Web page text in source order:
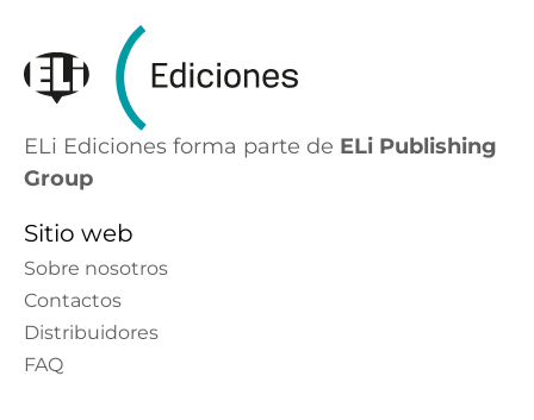
ELi Ediciones forma parte de ELi Publishing
Group
Sitio web
Sobre nosotros
Contactos
Distribuidores
FAQ